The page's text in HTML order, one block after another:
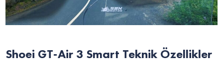
Shoei GT-Air 3 Smart Teknik Özellikler